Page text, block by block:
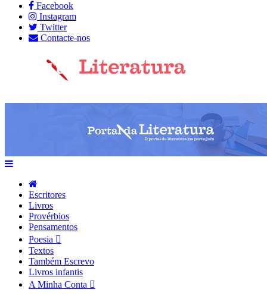
Facebook
Instagram
Twitter
Contacte-nos
Escritores
Livros
Provérbios
Pensamentos
Poesia
Textos
Também Escrevo
Livros infantis
A Minha Conta